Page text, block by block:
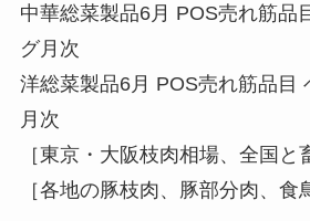
中華総菜製品6月 POS売れ筋品
グ月次
洋総菜製品6月 POS売れ筋品目
月次
［東京・大阪枝肉相場、全国と
［各地の豚枝肉、豚部分肉、食